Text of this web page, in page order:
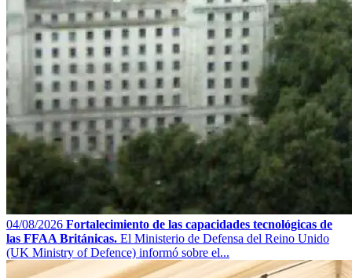
04/08/2026 Fortalecimiento de las capacidades tecnológicas de
las FFAA Británicas. El Ministerio de Defensa del Reino Unido
(UK Ministry of Defence) informó sobre el...